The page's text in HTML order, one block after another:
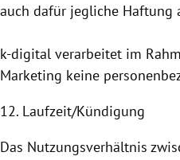
auch dafür jegliche Haftung
k-digital verarbeitet im
Marketing keine
12. Laufzeit/Kündigung
Das Nutzungsverhältnis